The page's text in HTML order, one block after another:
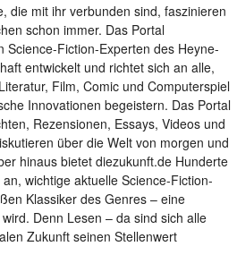
die mit ihr verbunden sind, faszinieren
schon immer. Das Portal
Science-Fiction-Experten des Heyne-
entwickelt und richtet sich an alle,
Film, Comic und Computerspiel
Innovationen begeistern. Das Portal
Rezensionen, Essays, Videos und
über die Welt von morgen und
hinaus bietet diezukunft.de Hunderte
wichtige aktuelle Science-Fiction-
Klassiker des Genres – eine
Denn Lesen – da sind sich alle
Zukunft seinen Stellenwert